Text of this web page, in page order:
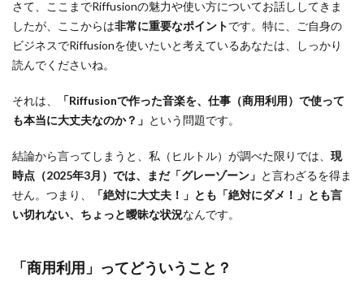
さて、ここまでRiffusionの魅力や使い方についてお話ししてきま
したが、ここからは非常に重要なポイントです。特に、ご自身の
ビジネスでRiffusionを使いたいと考えているあなたは、しっかり
読んでくださいね。
それは、
「Riffusionで作った音楽を、仕事（商用利用）で使って
も本当に大丈夫なのか？」 という問題です。
結論から言ってしまうと、私（ヒルトル）が調べた限りでは、 現
時点（2025年3月）では、まだ「グレーゾーン」 と言わざるを得ま
せん。つまり、
「絶対に大丈夫！」とも「絶対にダメ！」とも言
い切れない、ちょっと曖昧な状況なんです。
「商用利用」ってどういうこと？